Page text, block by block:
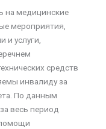
на медицинские
мероприятия,
и услуги,
средств
инвалиду за
По данным
весь период